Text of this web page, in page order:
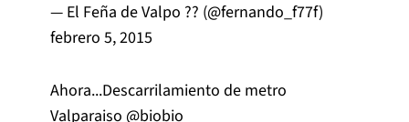
— El Feña de Valpo ?? (@fernando_f77f)
febrero 5, 2015
Ahora...Descarrilamiento de metro
Valparaiso @biobio